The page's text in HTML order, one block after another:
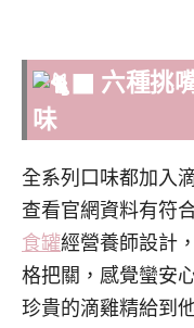
六種挑
味
全系列口味都加入
查看官網資料有符
食罐經營養師設計
格把關，感覺蠻安
珍貴的滴雞精給到